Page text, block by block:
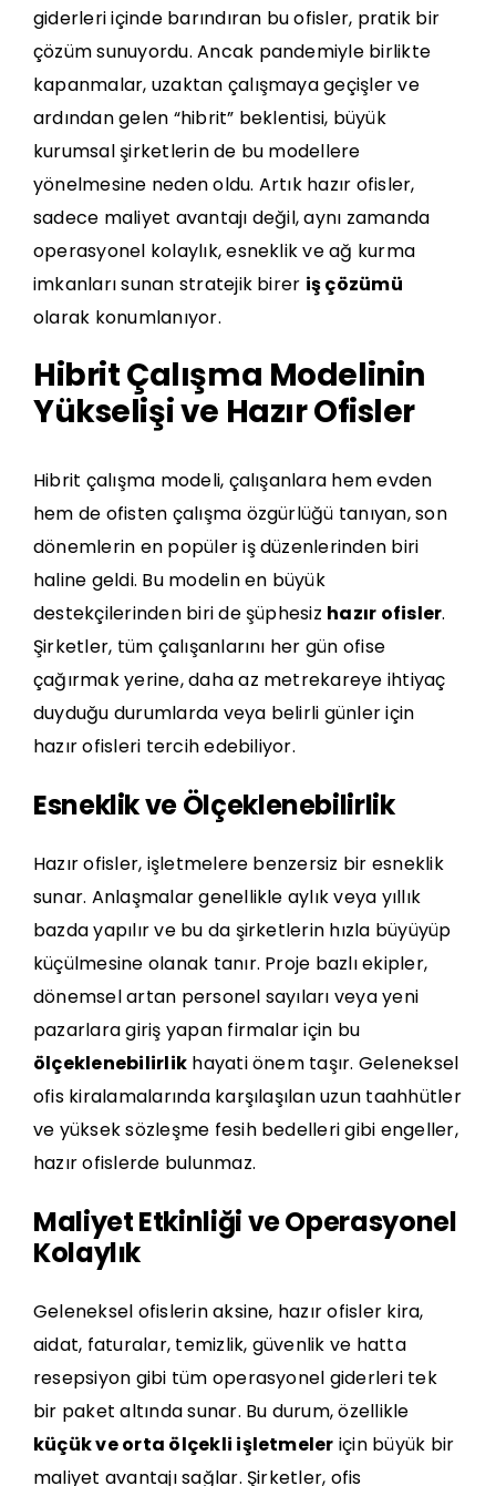
giderleri içinde barındıran bu ofisler, pratik bir
çözüm sunuyordu. Ancak pandemiyle birlikte
kapanmalar, uzaktan çalışmaya geçişler ve
ardından gelen “hibrit” beklentisi, büyük
kurumsal şirketlerin de bu modellere
yönelmesine neden oldu. Artık hazır ofisler,
sadece maliyet avantajı değil, aynı zamanda
operasyonel kolaylık, esneklik ve ağ kurma
imkanları sunan stratejik birer iş çözümü
olarak konumlanıyor.
Hibrit Çalışma Modelinin
Yükselişi ve Hazır Ofisler
Hibrit çalışma modeli, çalışanlara hem evden
hem de ofisten çalışma özgürlüğü tanıyan, son
dönemlerin en popüler iş düzenlerinden biri
haline geldi. Bu modelin en büyük
destekçilerinden biri de şüphesiz hazır ofisler.
Şirketler, tüm çalışanlarını her gün ofise
çağırmak yerine, daha az metrekareye ihtiyaç
duyduğu durumlarda veya belirli günler için
hazır ofisleri tercih edebiliyor.
Esneklik ve Ölçeklenebilirlik
Hazır ofisler, işletmelere benzersiz bir esneklik
sunar. Anlaşmalar genellikle aylık veya yıllık
bazda yapılır ve bu da şirketlerin hızla büyüyüp
küçülmesine olanak tanır. Proje bazlı ekipler,
dönemsel artan personel sayıları veya yeni
pazarlara giriş yapan firmalar için bu
ölçeklenebilirlik hayati önem taşır. Geleneksel
ofis kiralamalarında karşılaşılan uzun taahhütler
ve yüksek sözleşme fesih bedelleri gibi engeller,
hazır ofislerde bulunmaz.
Maliyet Etkinliği ve Operasyonel
Kolaylık
Geleneksel ofislerin aksine, hazır ofisler kira,
aidat, faturalar, temizlik, güvenlik ve hatta
resepsiyon gibi tüm operasyonel giderleri tek
bir paket altında sunar. Bu durum, özellikle
küçük ve orta ölçekli işletmeler için büyük bir
maliyet avantajı sağlar. Şirketler, ofis